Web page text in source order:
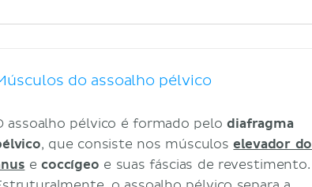
do assoalho pélvico
assoalho pélvico é formado pelodiafragma
, que consiste nos músculoselevador do
ecoccígeo e suas fáscias de revestimento.